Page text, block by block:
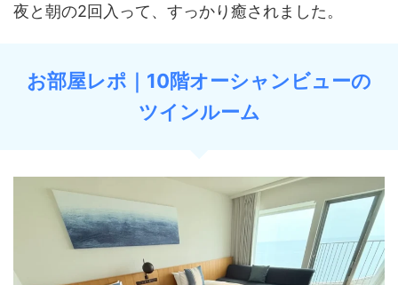
夜と朝の2回入って、すっかり癒されました。
お部屋レポ｜10階オーシャンビューの
ツインルーム